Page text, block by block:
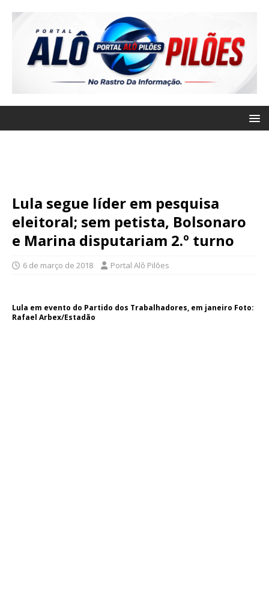
Lula segue líder em pesquisa
eleitoral; sem petista, Bolsonaro
e Marina disputariam 2.º turno
6 de março de 2018 Portal Alô Pilões
Lula em evento do Partido dos Trabalhadores, em janeiro Foto:
Rafael Arbex/Estadão